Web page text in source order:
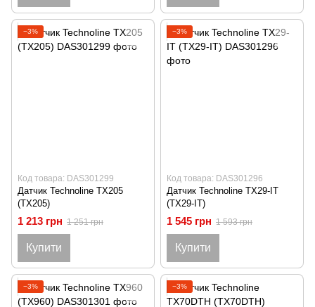
−3%
Код товара: DAS301299
Датчик Technoline TX205
(TX205)
1 213 грн 1 251 грн
Купити
−3%
Код товара: DAS301296
Датчик Technoline TX29-IT
(TX29-IT)
1 545 грн 1 593 грн
Купити
−3% −3%